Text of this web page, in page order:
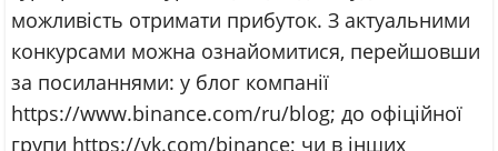
можливість отримати прибуток. З актуальними
конкурсами можна ознайомитися, перейшовши
за посиланнями: у блог компанії
https://www.binance.com/ru/blog; до офіційної
групи https://vk.com/binance; чи в інших